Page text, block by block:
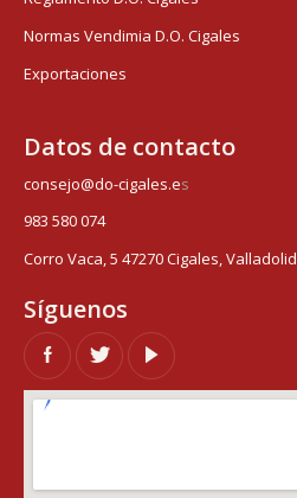
Normas Vendimia D.O. Cigales
Exportaciones
Datos de contacto
consejo@do-cigales.es
983 580 074
Corro Vaca, 5 47270 Cigales, Valladolid
Síguenos